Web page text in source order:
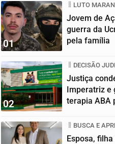
01
LUTO
Jovem de
guerra da
pela família
02
DECISÃO
Justiça
Imperatriz e
terapia ABA
BUSCA E
Esposa,